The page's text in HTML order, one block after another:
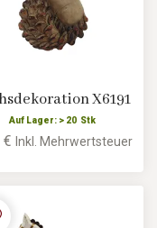
X6191
Auf Lager: > 20 Stk
€ Inkl. Mehrwertsteuer